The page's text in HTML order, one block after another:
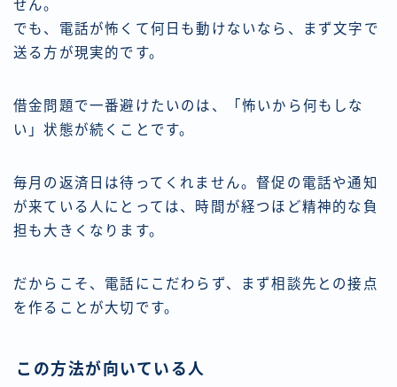
せん。
でも、電話が怖くて何日も動けないなら、まず文字で
送る方が現実的です。
借金問題で一番避けたいのは、「怖いから何もしな
い」状態が続くことです。
毎月の返済日は待ってくれません。督促の電話や通知
が来ている人にとっては、時間が経つほど精神的な負
担も大きくなります。
だからこそ、電話にこだわらず、まず相談先との接点
を作ることが大切です。
この方法が向いている人